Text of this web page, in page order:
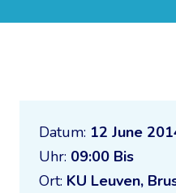
Datum: 12 June
Uhr: 09:00 Bis
Ort: KU Leuven,